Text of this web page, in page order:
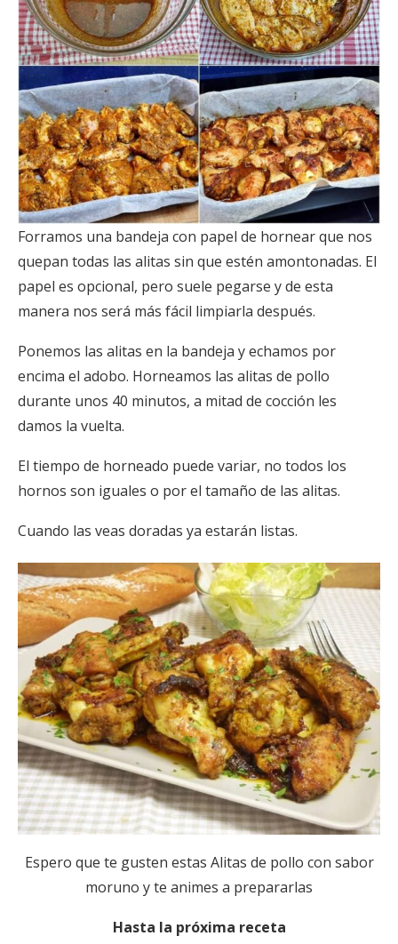
Forramos una bandeja con papel de hornear que nos
quepan todas las alitas sin que estén amontonadas. El
papel es opcional, pero suele pegarse y de esta
manera nos será más fácil limpiarla después.
Ponemos las alitas en la bandeja y echamos por
encima el adobo. Horneamos las alitas de pollo
durante unos 40 minutos, a mitad de cocción les
damos la vuelta.
El tiempo de horneado puede variar, no todos los
hornos son iguales o por el tamaño de las alitas.
Cuando las veas doradas ya estarán listas.
Espero que te gusten estas Alitas de pollo con sabor
moruno y te animes a prepararlas
Hasta la próxima receta